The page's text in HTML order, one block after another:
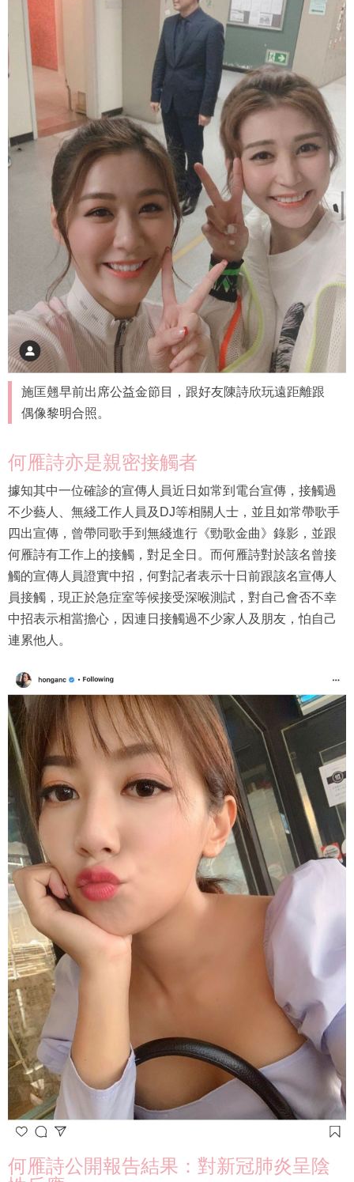
施匡翹早前出席公益金節目，跟好友陳詩欣玩遠距離跟
偶像黎明合照。
何雁詩亦是親密接觸者
據知其中一位確診的宣傳人員近日如常到電台宣傳，接觸過
不少藝人、無綫工作人員及DJ等相關人士，並且如常帶歌手
四出宣傳，曾帶同歌手到無綫進行《勁歌金曲》錄影，並跟
何雁詩有工作上的接觸，對足全日。而何雁詩對於該名曾接
觸的宣傳人員證實中招，何對記者表示十日前跟該名宣傳人
員接觸，現正於急症室等候接受深喉測試，對自己會否不幸
中招表示相當擔心，因連日接觸過不少家人及朋友，怕自己
連累他人。
何雁詩公開報告結果：對新冠肺炎呈陰